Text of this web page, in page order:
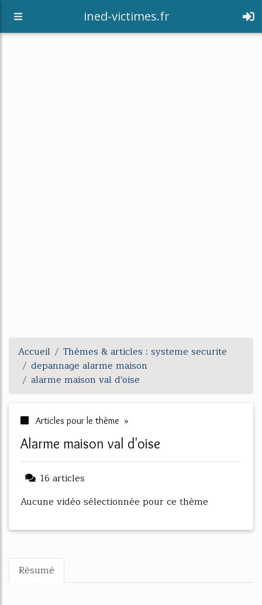
ined-victimes.fr
Accueil
Thèmes & articles : systeme securite
depannage alarme maison
alarme maison val d'oise
Articles pour le thème »
alarme maison val d'oise
16 articles
Aucune vidéo sélectionnée pour ce thème
Résumé